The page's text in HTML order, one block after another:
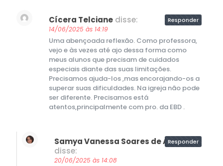
Cícera Telciane disse:
14/06/2025 às 14:19
Uma abençoada reflexão. Como professora,
vejo e às vezes até ajo dessa forma como
meus alunos que precisam de cuidados
especiais diante das suas limitações.
Precisamos ajuda-los ,mas encorajando-os a
superar suas dificuldades. Na igreja não pode
ser diferente. Precisamos está
atentos,principalmente com pro. da EBD .
Responder
Samya Vanessa Soares de Araújo
disse:
20/06/2025 às 14:08
Responder